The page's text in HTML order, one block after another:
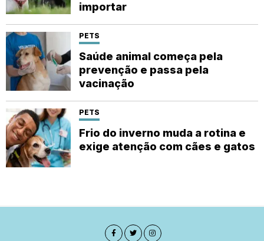
importar
PETS
Saúde animal começa pela
prevenção e passa pela
vacinação
PETS
Frio do inverno muda a rotina e
exige atenção com cães e gatos